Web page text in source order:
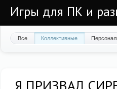
Игры для ПК и
Все Коллективные
Я ПРИЗВАЛ